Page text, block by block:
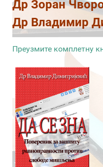
Др Зоран
Др Владимир
Преузмите комплетну